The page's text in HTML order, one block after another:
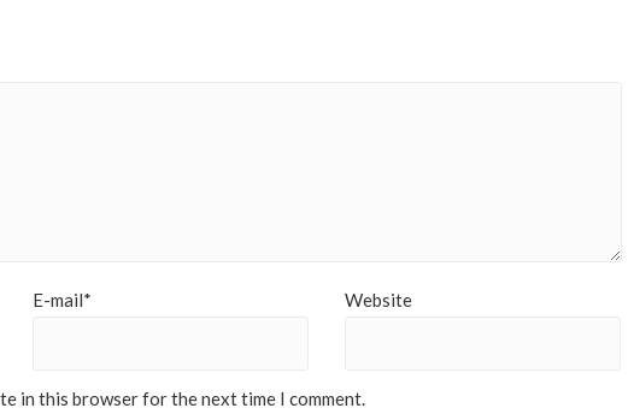
E-mail* Website
in this browser for the next time I comment.